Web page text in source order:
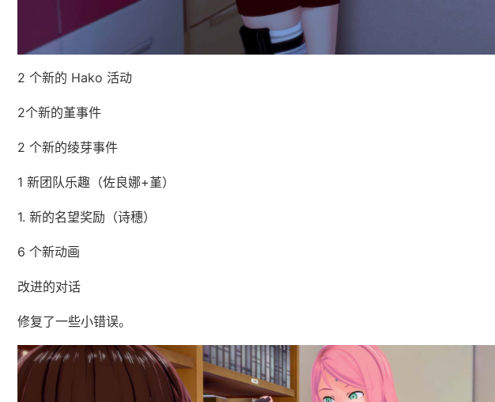
2 个新的 Hako 活动
2个新的堇事件
2 个新的绫芽事件
1 新团队乐趣（佐良娜+堇）
1. 新的名望奖励（诗穗）
6 个新动画
改进的对话
修复了一些小错误。